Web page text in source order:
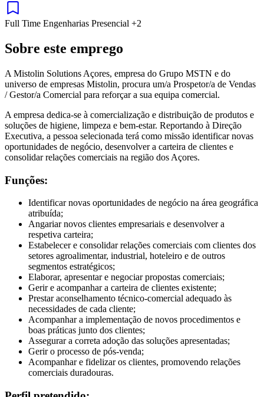
Full Time Engenharias Presencial +2
Sobre este emprego
A Mistolin Solutions Açores, empresa do Grupo MSTN e do
universo de empresas Mistolin, procura um/a Prospetor/a de Vendas
/ Gestor/a Comercial para reforçar a sua equipa comercial.
A empresa dedica-se à comercialização e distribuição de produtos e
soluções de higiene, limpeza e bem-estar. Reportando à Direção
Executiva, a pessoa selecionada terá como missão identificar novas
oportunidades de negócio, desenvolver a carteira de clientes e
consolidar relações comerciais na região dos Açores.
Funções:
Identificar novas oportunidades de negócio na área geográfica
atribuída;
Angariar novos clientes empresariais e desenvolver a
respetiva carteira;
Estabelecer e consolidar relações comerciais com clientes dos
setores agroalimentar, industrial, hoteleiro e de outros
segmentos estratégicos;
Elaborar, apresentar e negociar propostas comerciais;
Gerir e acompanhar a carteira de clientes existente;
Prestar aconselhamento técnico-comercial adequado às
necessidades de cada cliente;
Acompanhar a implementação de novos procedimentos e
boas práticas junto dos clientes;
Assegurar a correta adoção das soluções apresentadas;
Gerir o processo de pós-venda;
Acompanhar e fidelizar os clientes, promovendo relações
comerciais duradouras.